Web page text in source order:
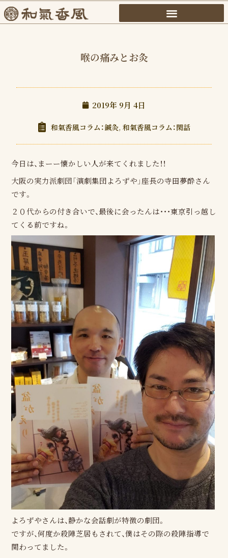
内
容
喉の痛みとお灸
2019年 9月 4日
和氣香風コラム：鍼灸, 和氣香風コラム：閑話
今日は、まーー懐かしい人が来てくれました！！
大阪の実力派劇団「演劇集団よろずや」座長の寺田夢酔さん
です。
２０代からの付き合いで、最後に会ったんは・・・東京引っ越し
てくる前ですね。
よろずやさんは、静かな会話劇が特徴の劇団。
ですが、何度か殺陣芝居もされて、僕はその際の殺陣指導で
関わってました。